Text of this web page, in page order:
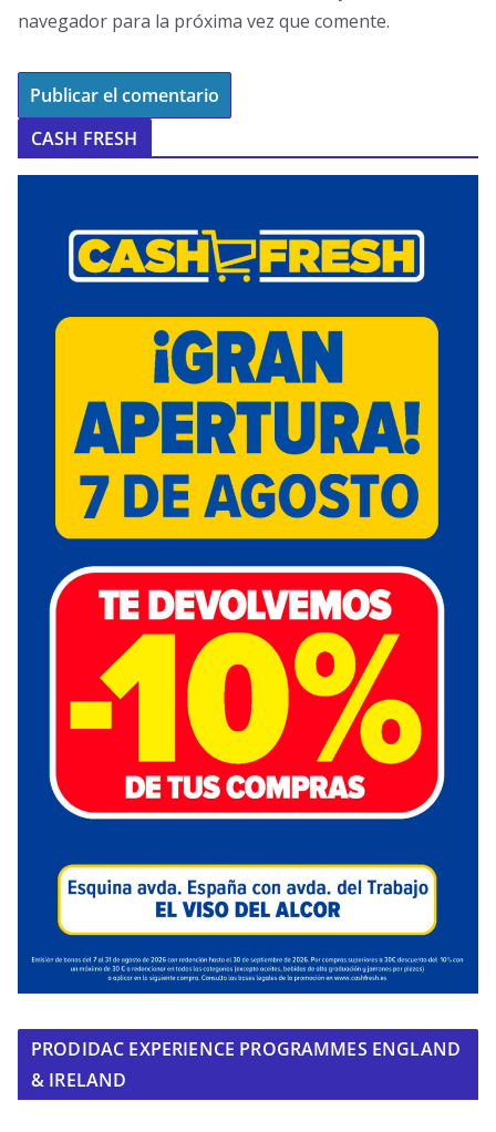
navegador para la próxima vez que comente.
CASH FRESH
PRODIDAC EXPERIENCE PROGRAMMES ENGLAND
& IRELAND